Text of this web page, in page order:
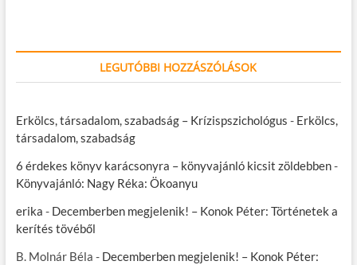
LEGUTÓBBI HOZZÁSZÓLÁSOK
Erkölcs, társadalom, szabadság – Krízispszichológus - Erkölcs,
társadalom, szabadság
6 érdekes könyv karácsonyra – könyvajánló kicsit zöldebben-
Könyvajánló: Nagy Réka: Ökoanyu
erika - Decemberben megjelenik! – Konok Péter: Történetek a
kerítés tövéből
B. Molnár Béla - Decemberben megjelenik! – Konok Péter: